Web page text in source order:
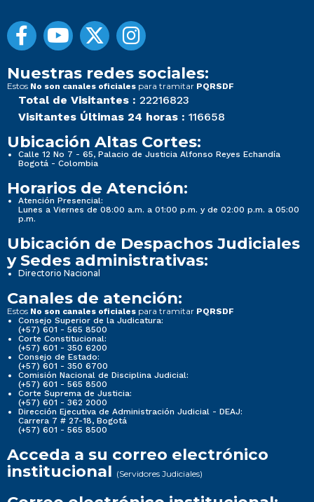
Nuestras redes sociales:
Estos No son canales oficiales para tramitar PQRSDF
Total de Visitantes : 22216823
Visitantes Últimas 24 horas : 116658
Ubicación Altas Cortes:
Calle 12 No 7 - 65, Palacio de Justicia Alfonso Reyes Echandía
Bogotá - Colombia
Horarios de Atención:
Atención Presencial:
Lunes a Viernes de 08:00 a.m. a 01:00 p.m. y de 02:00 p.m. a 05:00
p.m.
Ubicación de Despachos Judiciales
y Sedes administrativas:
Directorio Nacional
Canales de atención:
Estos No son canales oficiales para tramitar PQRSDF
Consejo Superior de la Judicatura:
(+57) 601 - 565 8500
Corte Constitucional:
(+57) 601 - 350 6200
Consejo de Estado:
(+57) 601 - 350 6700
Comisión Nacional de Disciplina Judicial:
(+57) 601 - 565 8500
Corte Suprema de Justicia:
(+57) 601 - 362 2000
Dirección Ejecutiva de Administración Judicial - DEAJ:
Carrera 7 # 27-18, Bogotá
(+57) 601 - 565 8500
Acceda a su correo electrónico
institucional (Servidores Judiciales)